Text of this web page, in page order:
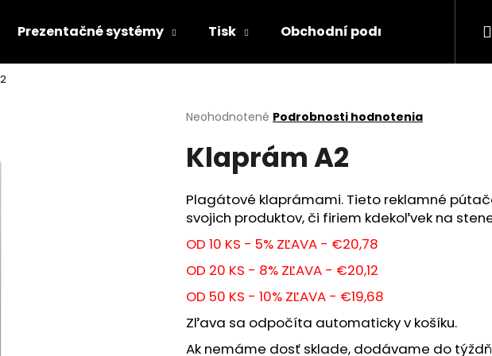
Prezentačné systémy Tisk Obchodní podmínky
Priemerné
produktu
je
z
5
hviezdičiek.
Neohodnotené Podrobnosti hodnotenia
Klaprám A2
Plagátové klaprámami. Tieto reklamné
svojich produktov, či firiem kdekoľvek na
OD 10 KS - 5% ZĽAVA - €20,78
OD 20 KS - 8% ZĽAVA - €20,12
OD 50 KS - 10% ZĽAVA - €19,68
Zľava sa odpočíta automaticky v košíku.
Ak nemáme dosť sklade, dodávame do
Čo potrebujete nájsť?
HĽADAŤ